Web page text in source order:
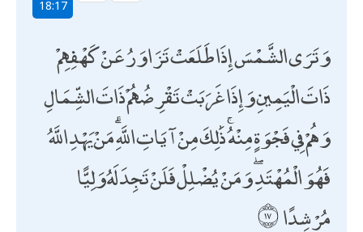
18:17
وَتَرَى الشَّمْسَ إِذَا طَلَعَتْ تَزَاوَرُ عَنْ كَهْفِهِمْ
ذَاتَ الْيَمِينِ وَإِذَا غَرَبَتْ تَقْرِضُهُمْ ذَاتَ الشِّمَالِ
وَهُمْ فِي فَجْوَةٍ مِنْهُ ۚ ذَٰلِكَ مِنْ آيَاتِ اللَّهِ ۗ مَنْ يَهْدِ اللَّهُ
فَهُوَ الْمُهْتَدِ ۖ وَمَنْ يُضْلِلْ فَلَنْ تَجِدَ لَهُ وَلِيًّا
مُرْشِدًا